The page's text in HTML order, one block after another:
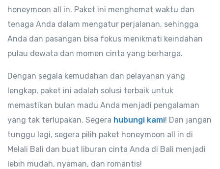
honeymoon all in. Paket ini menghemat waktu dan
tenaga Anda dalam mengatur perjalanan, sehingga
Anda dan pasangan bisa fokus menikmati keindahan
pulau dewata dan momen cinta yang berharga.
Dengan segala kemudahan dan pelayanan yang
lengkap, paket ini adalah solusi terbaik untuk
memastikan bulan madu Anda menjadi pengalaman
yang tak terlupakan. Segera hubungi kami! Dan jangan
tunggu lagi, segera pilih paket honeymoon all in di
Melali Bali dan buat liburan cinta Anda di Bali menjadi
lebih mudah, nyaman, dan romantis!